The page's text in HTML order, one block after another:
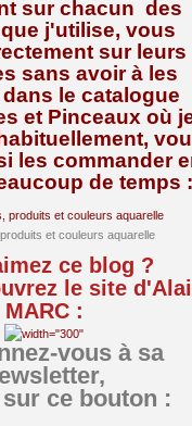
sur chacun des
j'utilise, vous
sur leurs
sans avoir à les
le catalogue
et Pinceaux où
les commander
de temps :
et couleurs aquarelle
ce blog ?
le site
MARC :
vous à sa
ce bouton :